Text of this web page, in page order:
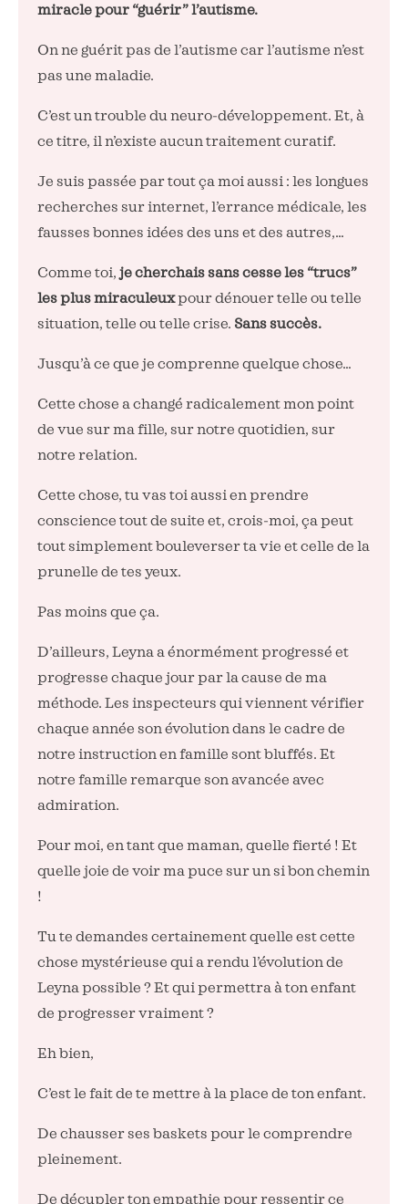
miracle pour “guérir” l’autisme.
On ne guérit pas de l’autisme car l’autisme n’est
pas une maladie.
C’est un trouble du neuro-développement. Et, à
ce titre, il n’existe aucun traitement curatif.
Je suis passée par tout ça moi aussi : les longues
recherches sur internet, l’errance médicale, les
fausses bonnes idées des uns et des autres,…
Comme toi, je cherchais sans cesse les “trucs”
les plus miraculeuxpour dénouer telle ou telle
situation, telle ou telle crise. Sans succès.
Jusqu’à ce que je comprenne quelque chose…
Cette chose a changé radicalement mon point
de vue sur ma fille, sur notre quotidien, sur
notre relation.
Cette chose, tu vas toi aussi en prendre
conscience tout de suite et, crois-moi, ça peut
tout simplement bouleverser ta vie et celle de la
prunelle de tes yeux.
Pas moins que ça.
D’ailleurs, Leyna a énormément progressé et
progresse chaque jour par la cause de ma
méthode. Les inspecteurs qui viennent vérifier
chaque année son évolution dans le cadre de
notre instruction en famille sont bluffés. Et
notre famille remarque son avancée avec
admiration.
Pour moi, en tant que maman, quelle fierté ! Et
quelle joie de voir ma puce sur un si bon chemin
!
Tu te demandes certainement quelle est cette
chose mystérieuse qui a rendu l’évolution de
Leyna possible ? Et qui permettra à ton enfant
de progresser vraiment ?
Eh bien,
C’est le fait de te mettre à la place de ton enfant.
De chausser ses baskets pour le comprendre
pleinement.
De décupler ton empathie pour ressentir ce